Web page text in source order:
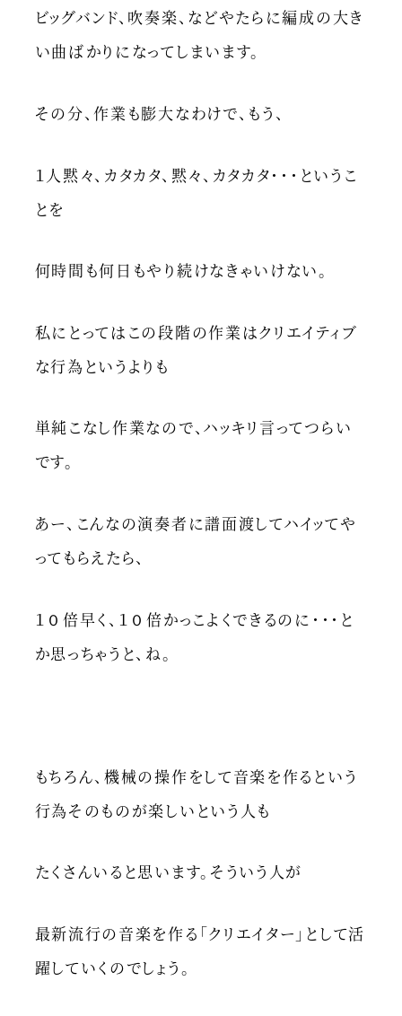
ビッグバンド、吹奏楽、などやたらに編成の大き
い曲ばかりになってしまいます。
その分、作業も膨大なわけで、もう、
１人黙々、カタカタ、黙々、カタカタ・・・というこ
とを
何時間も何日もやり続けなきゃいけない。
私にとってはこの段階の作業はクリエイティブ
な行為というよりも
単純こなし作業なので、ハッキリ言ってつらい
です。
あー、こんなの演奏者に譜面渡してハイッてや
ってもらえたら、
１０倍早く、１０倍かっこよくできるのに・・・と
か思っちゃうと、ね。
もちろん、機械の操作をして音楽を作るという
行為そのものが楽しいという人も
たくさんいると思います。そういう人が
最新流行の音楽を作る「クリエイター」として活
躍していくのでしょう。